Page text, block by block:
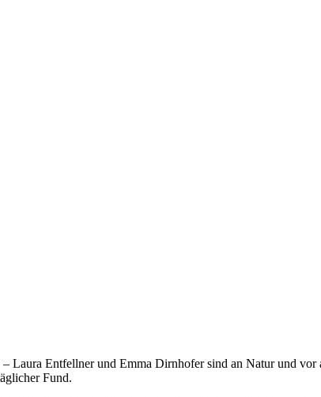
Laura Entfellner und Emma Dirnhofer sind an Natur und vor
Fund.